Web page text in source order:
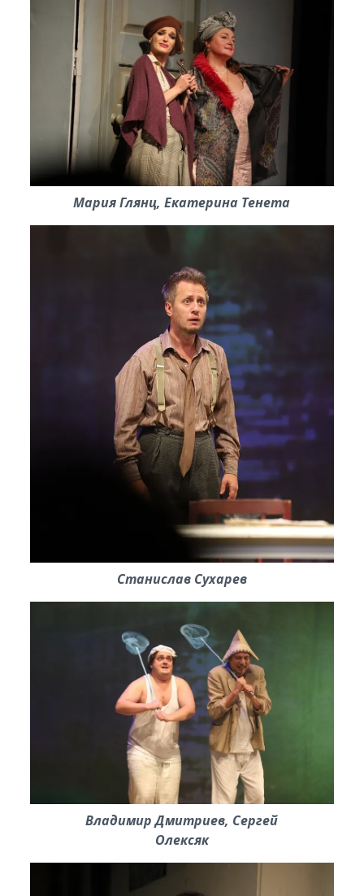
Мария Глянц, Екатерина Тенета
Станислав Сухарев
Владимир Дмитриев, Сергей
Олексяк